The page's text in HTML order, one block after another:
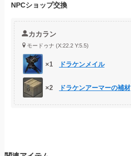
NPCショップ交換
カカラン
モードゥナ (X:22.2 Y:5.5)
×1 ドラケンメイル
×2 ドラケンアーマーの補材